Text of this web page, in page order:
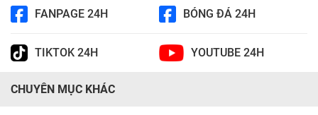
FANPAGE 24H BÓNG ĐÁ 24H
TIKTOK 24H YOUTUBE 24H
CHUYÊN MỤC KHÁC